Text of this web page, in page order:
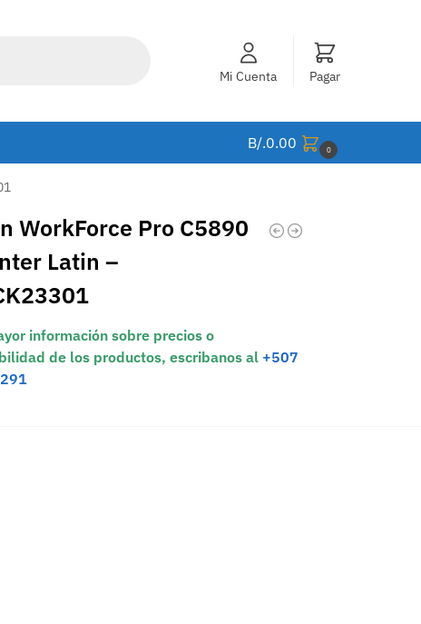
Mi Cuenta Pagar
B/.0.00 0
WorkForce Pro C5890
Latin –
información sobre precios o
de los productos, escribanos al +507